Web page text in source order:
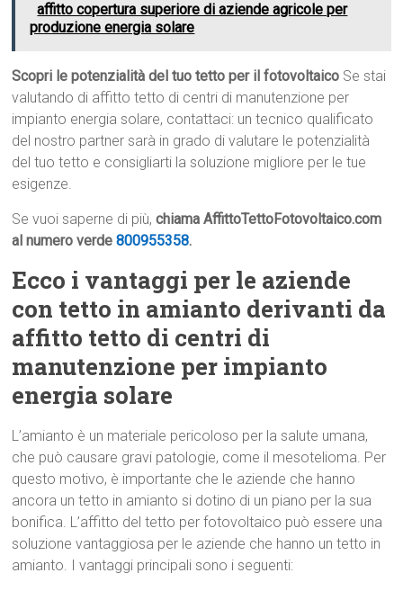
affitto copertura superiore di aziende agricole per
produzione energia solare
Scopri le potenzialità del tuo tetto per il fotovoltaico Se stai
valutando di affitto tetto di centri di manutenzione per
impianto energia solare, contattaci: un tecnico qualificato
del nostro partner sarà in grado di valutare le potenzialità
del tuo tetto e consigliarti la soluzione migliore per le tue
esigenze.
Se vuoi saperne di più,chiama AffittoTettoFotovoltaico.com
al numero verde800955358.
Ecco i vantaggi per le aziende
con tetto in amianto derivanti da
affitto tetto di centri di
manutenzione per impianto
energia solare
L’amianto è un materiale pericoloso per la salute umana,
che può causare gravi patologie, come il mesotelioma. Per
questo motivo, è importante che le aziende che hanno
ancora un tetto in amianto si dotino di un piano per la sua
bonifica. L’affitto del tetto per fotovoltaico può essere una
soluzione vantaggiosa per le aziende che hanno un tetto in
amianto. I vantaggi principali sono i seguenti: